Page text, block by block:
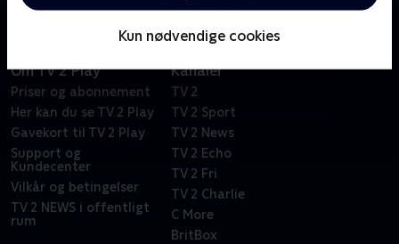
Kun nødvendige cookies
Om TV 2 Play
Priser og abonnement
Her kan du se TV 2 Play
Gavekort til TV 2 Play
Support og
Kundecenter
Vilkår og betingelser
TV 2 NEWS i offentligt
rum
Kanaler
TV 2
TV 2 Sport
TV 2 News
TV 2 Echo
TV 2 Fri
TV 2 Charlie
C More
BritBox